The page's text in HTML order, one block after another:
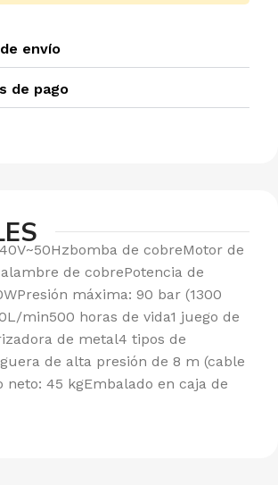
envío
de pago
de cobreMotor de
de cobrePotencia de
máxima: 90 bar (1300
min500 horas de vida1 juego de
de metal4 tipos de
de alta presión de 8 m (cable
neto: 45 kgEmbalado en caja de